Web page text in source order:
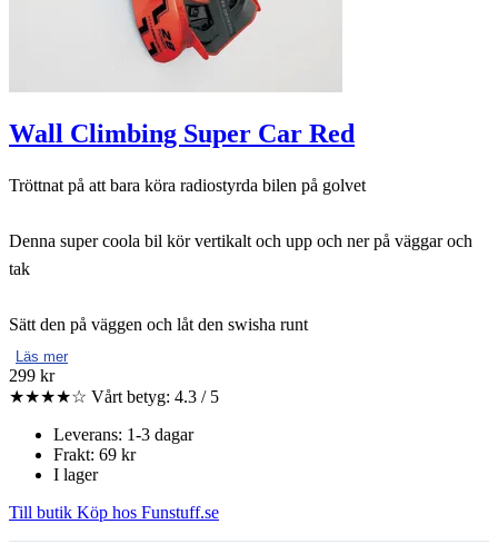
Wall Climbing Super Car Red
Tröttnat på att bara köra radiostyrda bilen på golvet
Denna super coola bil kör vertikalt och upp och ner på väggar och
tak
Sätt den på väggen och låt den swisha runt
Läs mer
299 kr
★★★★☆ Vårt betyg: 4.3 / 5
Leverans: 1-3 dagar
Frakt: 69 kr
I lager
Till butik Köp hos Funstuff.se